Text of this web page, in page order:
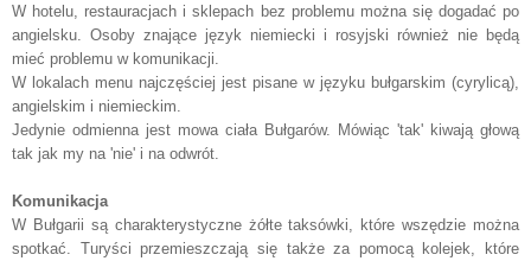
W hotelu, restauracjach i sklepach bez problemu można się dogadać po
angielsku. Osoby znające język niemiecki i rosyjski również nie będą
mieć problemu w komunikacji.
W lokalach menu najczęściej jest pisane w języku bułgarskim (cyrylicą),
angielskim i niemieckim.
Jedynie odmienna jest mowa ciała Bułgarów. Mówiąc 'tak' kiwają głową
tak jak my na 'nie' i na odwrót.
Komunikacja
W Bułgarii są charakterystyczne żółte taksówki, które wszędzie można
spotkać. Turyści przemieszczają się także za pomocą kolejek, które